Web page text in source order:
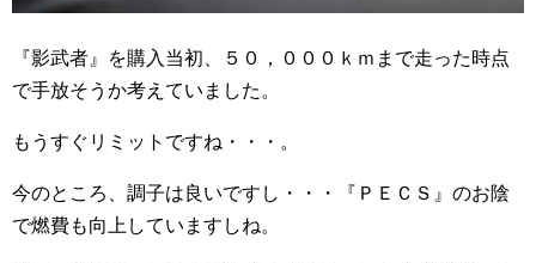
『影武者』を購入当初、５０，０００ｋｍまで走った時点
で手放そうか考えていました。
もうすぐリミットですね・・・。
今のところ、調子は良いですし・・・『ＰＥＣＳ』のお陰
で燃費も向上していますしね。